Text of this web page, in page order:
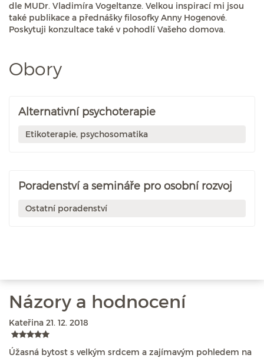
dle MUDr. Vladimíra Vogeltanze. Velkou inspirací mi jsou
také publikace a přednášky filosofky Anny Hogenové.
Poskytuji konzultace také v pohodlí Vašeho domova.
Obory
Alternativní psychoterapie
Etikoterapie, psychosomatika
Poradenství a semináře pro osobní rozvoj
Ostatní poradenství
Názory a hodnocení
Kateřina 21. 12. 2018
Úžasná bytost s velkým srdcem a zajímavým pohledem na